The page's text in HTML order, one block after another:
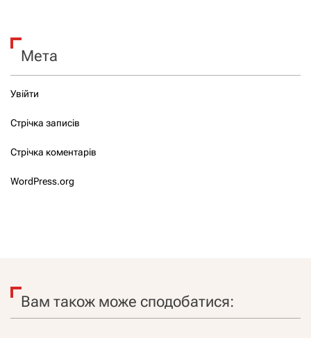
Мета
Увійти
Стрічка записів
Стрічка коментарів
WordPress.org
Вам також може сподобатися: